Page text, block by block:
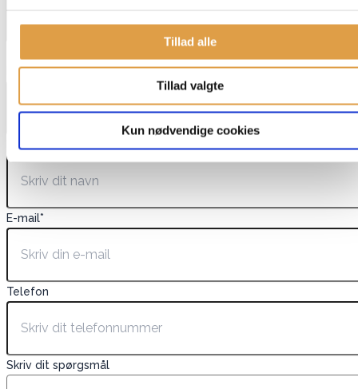
Tillad alle
Tillad valgte
Kun nødvendige cookies
EAN
Navn
E-mail*
Telefon
Skriv dit spørgsmål